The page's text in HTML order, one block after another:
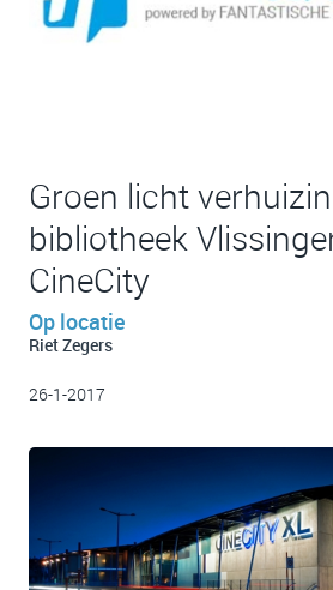
Groen licht
bibliotheek
CineCity
Op locatie
Riet Zegers
26-1-2017